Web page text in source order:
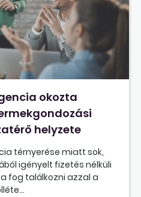
okozta
helyzete
térnyerése miatt sok,
igényelt fizetés nélküli
fog találkozni azzal a